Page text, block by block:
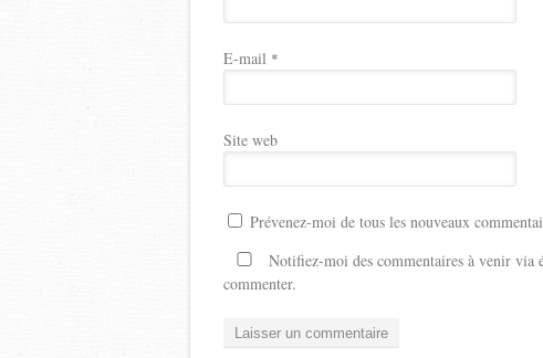
E-mail *
Site web
Prévenez-moi de tous les nouveaux
Notifiez-moi des commentaires à venir via
commenter.